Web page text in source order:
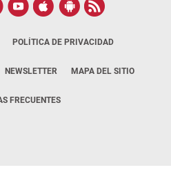
POLÍTICA DE PRIVACIDAD
NEWSLETTER MAPA DEL SITIO
FRECUENTES